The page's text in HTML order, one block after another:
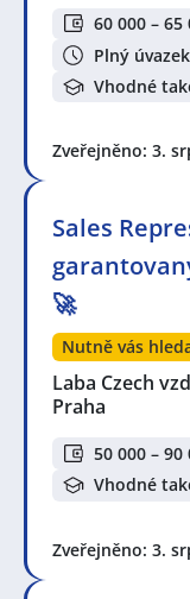
60 000 – 65
Plný
Vhodné
Zveřejněno: 3.
Sales
🚀
Nutně vás
Laba Czech
Praha
50 000 – 90
Vhodné
Zveřejněno: 3.